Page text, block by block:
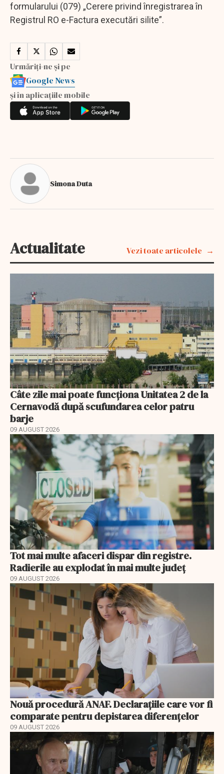
formularului (079) „Cerere privind înregistrarea în
Registrul RO e-Factura executări silite”.
Urmăriți-ne și pe
Google News
și în aplicațiile mobile
Simona Duta
Actualitate Vezi toate articolele
Câte zile mai poate funcționa Unitatea 2 de la
Cernavodă după scufundarea celor patru
barje
09 AUGUST 2026
Tot mai multe afaceri dispar din registre.
Radierile au explodat în mai multe județ
09 AUGUST 2026
Nouă procedură ANAF. Declarațiile care vor fi
comparate pentru depistarea diferențelor
09 AUGUST 2026